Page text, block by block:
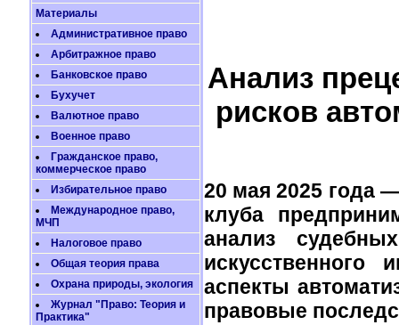
Материалы
Административное право
Арбитражное право
Банковское право
Бухучет
Валютное право
Военное право
Гражданское право,
коммерческое право
Избирательное право
Международное право,
МЧП
Налоговое право
Общая теория права
Охрана природы, экология
Журнал "Право: Теория и
Практика"
Анализ
рисков
20 мая 2025 года —
клуба
анализ
искусственного
аспекты
правовые